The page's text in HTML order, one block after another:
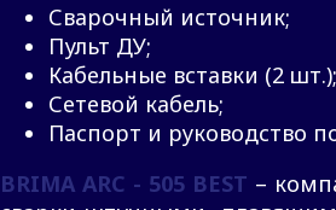
Сварочный источник;
Пульт ДУ;
Кабельные вставки (2 шт.);
Сетевой кабель;
Паспорт и руководство
BRIMA ARC - 505 BEST –